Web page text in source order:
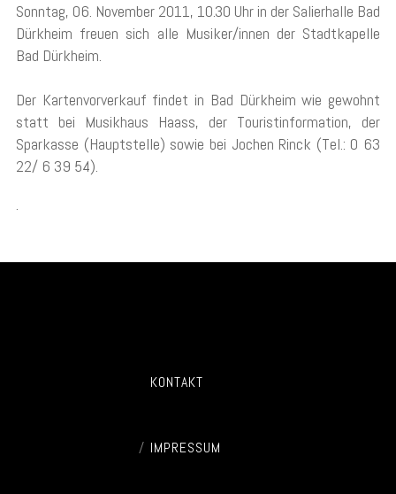
Sonntag, 06. November 2011, 10.30 Uhr in der Salierhalle Bad
Dürkheim freuen sich alle Musiker/innen der Stadtkapelle
Bad Dürkheim.
Der Kartenvorverkauf findet in Bad Dürkheim wie gewohnt
statt bei Musikhaus Haass, der Touristinformation, der
Sparkasse (Hauptstelle) sowie bei Jochen Rinck (Tel.: 0 63
22/ 6 39 54).
.
KONTAKT
IMPRESSUM